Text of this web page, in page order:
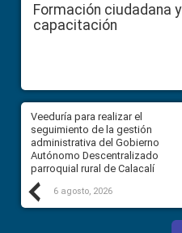
Formación ciudadana y
capacitación
Previous
Veeduría para realizar el
seguimiento de la gestión
administrativa del Gobierno
Autónomo Descentralizado
parroquial rural de Calacalí
6 agosto, 2026